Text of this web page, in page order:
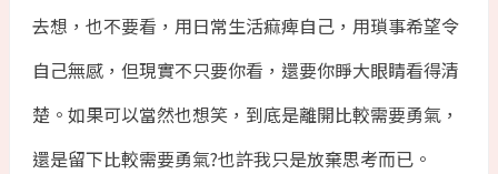
去想，也不要看，用日常生活痲痺自己，用瑣事希望令
自己無感，但現實不只要你看，還要你睜大眼睛看得清
楚。如果可以當然也想笑，到底是離開比較需要勇氣，
還是留下比較需要勇氣?也許我只是放棄思考而已。